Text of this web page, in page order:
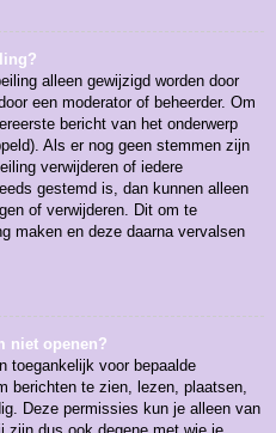
alleen gewijzigd worden door
een moderator of beheerder. Om
bericht van het onderwerp
Als er nog geen stemmen zijn
verwijderen of iedere
gestemd is, dan kunnen alleen
of verwijderen. Dit om te
maken en deze daarna vervalsen
niet openen?
toegankelijk voor bepaalde
berichten te zien, lezen, plaatsen,
Deze permissies kun je alleen van